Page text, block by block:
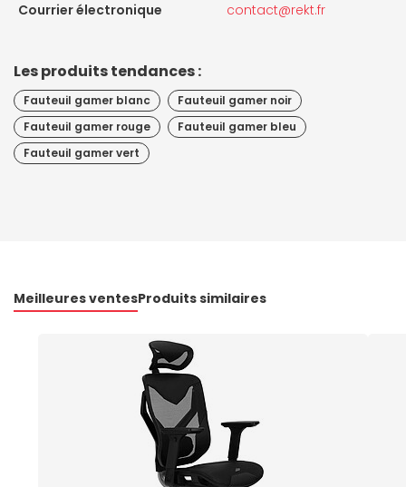
Courrier électronique
contact@rekt.fr
Les produits tendances :
Fauteuil gamer blanc
Fauteuil gamer noir
Fauteuil gamer rouge
Fauteuil gamer bleu
Fauteuil gamer vert
Meilleures ventesProduits similaires